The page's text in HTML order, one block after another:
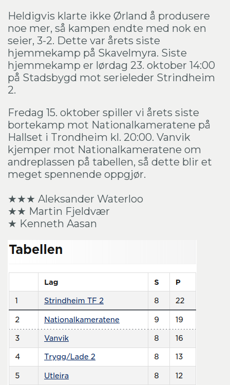
Heldigvis klarte ikke Ørland å produsere
noe mer, så kampen endte med nok en
seier, 3-2. Dette var årets siste
hjemmekamp på Skavelmyra. Siste
hjemmekamp er lørdag 23. oktober 14:00
på Stadsbygd mot serieleder Strindheim
2.
Fredag 15. oktober spiller vi årets siste
bortekamp mot Nationalkameratene på
Hallset i Trondheim kl. 20:00. Vanvik
kjemper mot Nationalkameratene om
andreplassen på tabellen, så dette blir et
meget spennende oppgjør.
★★★ Aleksander Waterloo
★★ Martin Fjeldvær
★ Kenneth Aasan